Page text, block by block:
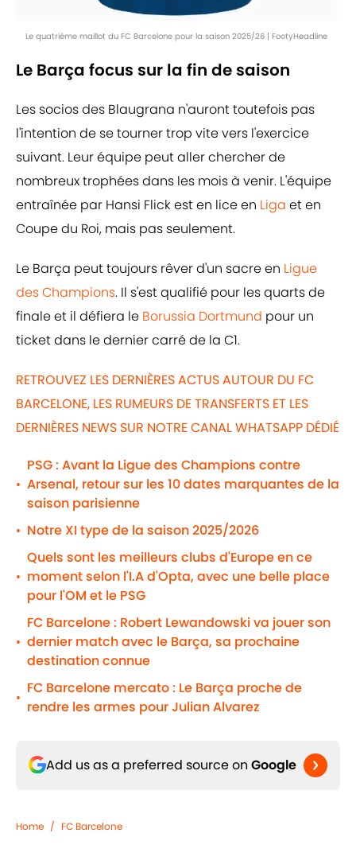
Le quatrième maillot du FC Barcelone pour la saison 2025/26 | FootyHeadline
Le Barça focus sur la fin de saison
Les socios des Blaugrana n'auront toutefois pas
l'intention de se tourner trop vite vers l'exercice
suivant. Leur équipe peut aller chercher de
nombreux trophées dans les mois à venir. L'équipe
entraînée par Hansi Flick est en lice en Liga et en
Coupe du Roi, mais pas seulement.
Le Barça peut toujours rêver d'un sacre en Ligue
des Champions. Il s'est qualifié pour les quarts de
finale et il défiera le Borussia Dortmund pour un
ticket dans le dernier carré de la C1.
RETROUVEZ LES DERNIÈRES ACTUS AUTOUR DU FC
BARCELONE, LES RUMEURS DE TRANSFERTS ET LES
DERNIÈRES NEWS SUR NOTRE CANAL WHATSAPP DÉDIÉ
•
PSG : Avant la Ligue des Champions contre
Arsenal, retour sur les 10 dates marquantes de la
saison parisienne
• Notre XI type de la saison 2025/2026
•
Quels sont les meilleurs clubs d'Europe en ce
moment selon l'I.A d'Opta, avec une belle place
pour l'OM et le PSG
•
FC Barcelone : Robert Lewandowski va jouer son
dernier match avec le Barça, sa prochaine
destination connue
•
FC Barcelone mercato : Le Barça proche de
rendre les armes pour Julian Alvarez
Add us as a preferred source on Google
Home / FC Barcelone